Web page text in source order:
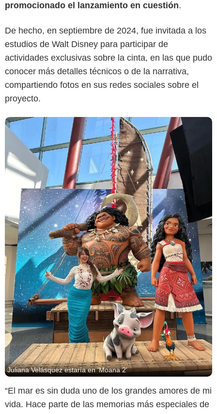
promocionado el lanzamiento en cuestión.
De hecho, en septiembre de 2024, fue invitada a los
estudios de Walt Disney para participar de
actividades exclusivas sobre la cinta, en las que pudo
conocer más detalles técnicos o de la narrativa,
compartiendo fotos en sus redes sociales sobre el
proyecto.
Juliana Velásquez estaría en 'Moana 2'
“El mar es sin duda uno de los grandes amores de mi
vida. Hace parte de las memorias más especiales de